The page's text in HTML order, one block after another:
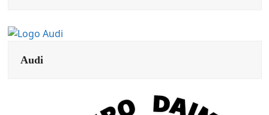
Audi